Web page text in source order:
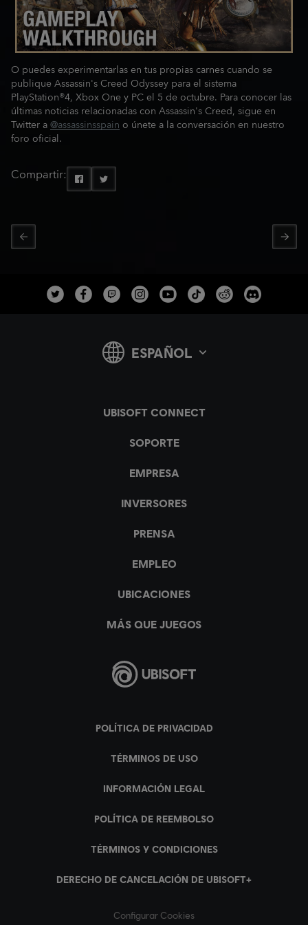
O puedes experimentarlas en tus propias carnes cuando se
publique Assassin's Creed Odyssey para el sistema
PlayStation®4, Xbox One y PC el 5 de octubre. Para conocer las
últimas noticias relacionadas con Assassin's Creed, sigue en
Twitter a@assassinsspain o únete a la conversación en nuestro
foro oficial.
Compartir: